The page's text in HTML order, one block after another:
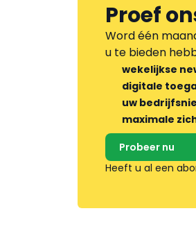
Proef
Word één
u te bieden
wekelijkse
digitale
uw
maximale
Probeer nu
Heeft u al een